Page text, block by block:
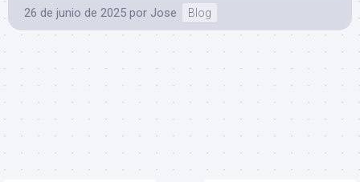
26 de junio de 2025 por Jose Blog